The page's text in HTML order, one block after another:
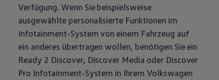
Verfügung. Wenn Sie beispielsweise
ausgewählte personalisierte Funktionen im
Infotainment-System von einem Fahrzeug auf
ein anderes übertragen wollen, benötigen Sie ein
Ready 2 Discover, Discover Media oder Discover
Pro Infotainment-System in Ihrem Volkswagen